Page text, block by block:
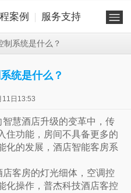
案例 服务支持
制系统是什么？
统是什么？
11日13:53
慧酒店升级的变革中，传
住功能，房间不具备更多的
化的发展，酒店智能客房系
店客房的灯光细体，空调控
化操作，普杰科技酒店客控